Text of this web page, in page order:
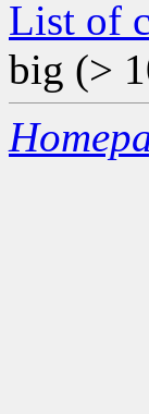
List of
big (>